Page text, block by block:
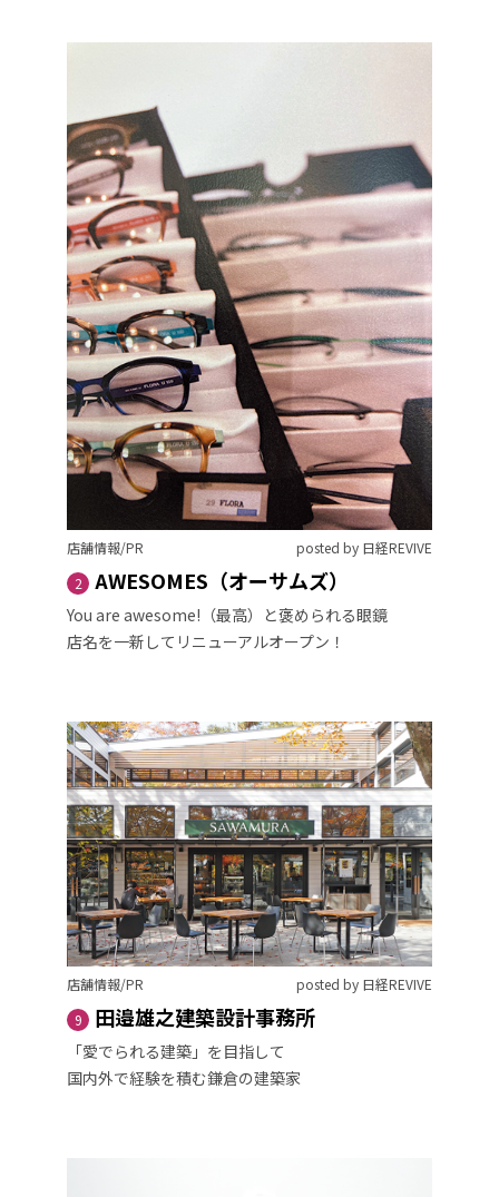
店舗情報/PR
posted by 日経REVIVE
2
AWESOMES（オーサムズ）
You are awesome!（最高）と褒められる眼鏡
店名を一新してリニューアルオープン！
店舗情報/PR
posted by 日経REVIVE
9
田邉雄之建築設計事務所
「愛でられる建築」を目指して
国内外で経験を積む鎌倉の建築家